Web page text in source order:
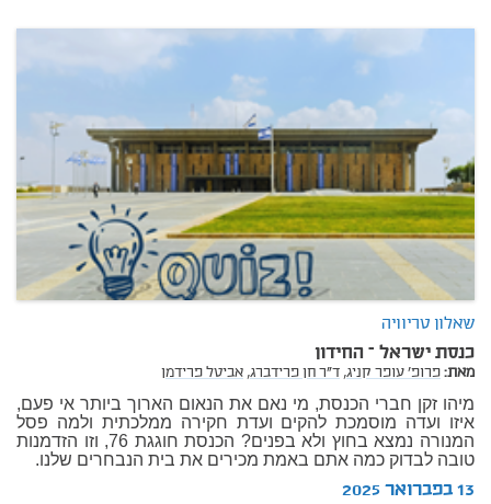
שאלון טריוויה
כנסת ישראל – החידון
מאת:פרופ' עופר קניג,ד"ר חן פרידברג,אביטל פרידמן
מיהו זקן חברי הכנסת, מי נאם את הנאום הארוך ביותר אי פעם,
איזו ועדה מוסמכת להקים ועדת חקירה ממלכתית ולמה פסל
המנורה נמצא בחוץ ולא בפנים? הכנסת חוגגת 76, וזו הזדמנות
טובה לבדוק כמה אתם באמת מכירים את בית הנבחרים שלנו.
13 בפברואר 2025